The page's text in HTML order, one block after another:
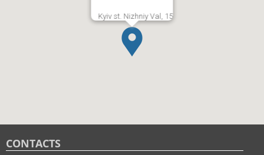
Kyiv st. Nizhniy Val, 15
CONTACTS